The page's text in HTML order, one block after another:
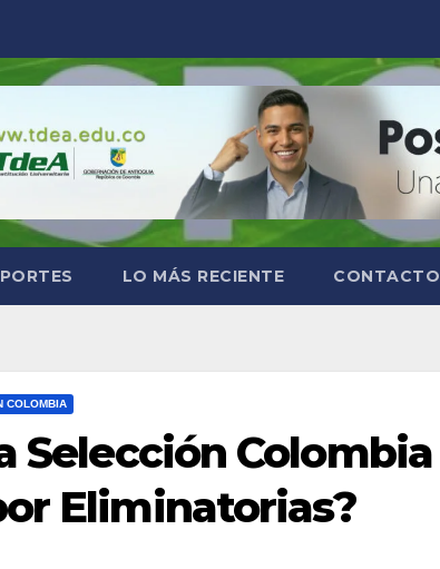
LO MÁS RECIENTE CONTACTO
COLOMBIA
Selección Colombia
Eliminatorias?